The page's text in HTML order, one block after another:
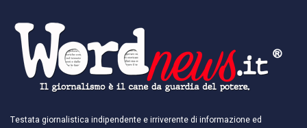
Testata giornalistica indipendente e irriverente di informazione ed